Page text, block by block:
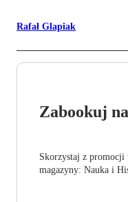
Rafał Glapiak
Zabookuj
Skorzystaj z promocji
magazyny: Nauka i